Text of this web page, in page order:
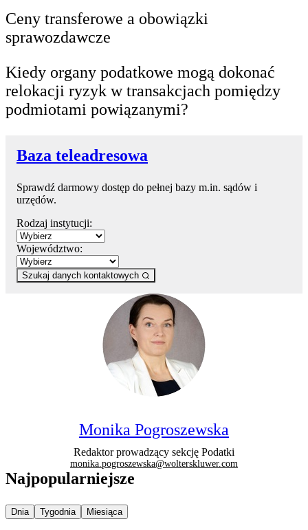
Ceny transferowe a obowiązki
sprawozdawcze
Kiedy organy podatkowe mogą dokonać
relokacji ryzyk w transakcjach pomiędzy
podmiotami powiązanymi?
Baza teleadresowa
Sprawdź darmowy dostęp do pełnej bazy m.in. sądów i
urzędów.
Rodzaj instytucji:
Województwo:
Szukaj danych kontaktowych
Monika Pogroszewska
Redaktor prowadzący sekcję Podatki
monika.pogroszewska@wolterskluwer.com
Najpopularniejsze
Najpopularniejsze wiadomości z
Dnia Najpopularniejsze wiadomości z
Tygodnia Najpopularniejsze wiadomości z
Miesiąca